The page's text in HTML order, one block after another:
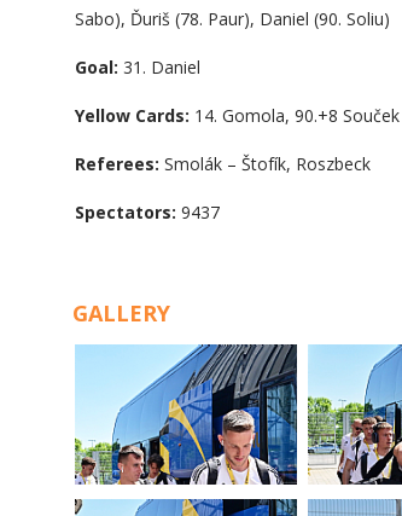
Sabo), Ďuriš (78. Paur), Daniel (90. Soliu)
Goal: 31. Daniel
Yellow Cards: 14. Gomola, 90.+8
Referees: Smolák – Štofík, Roszbeck
Spectators: 9437
GALLERY